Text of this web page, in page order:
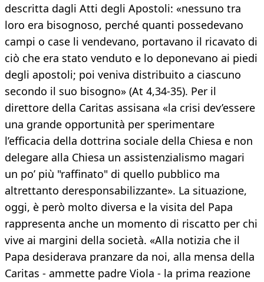
descritta dagli Atti degli Apostoli: «nessuno tra
loro era bisognoso, perché quanti possedevano
campi o case li vendevano, portavano il ricavato di
ciò che era stato venduto e lo deponevano ai piedi
degli apostoli; poi veniva distribuito a ciascuno
secondo il suo bisogno» (At 4,34-35). Per il
direttore della Caritas assisana «la crisi dev’essere
una grande opportunità per sperimentare
l’efficacia della dottrina sociale della Chiesa e non
delegare alla Chiesa un assistenzialismo magari
un po’ più "raffinato" di quello pubblico ma
altrettanto deresponsabilizzante». La situazione,
oggi, è però molto diversa e la visita del Papa
rappresenta anche un momento di riscatto per chi
vive ai margini della società. «Alla notizia che il
Papa desiderava pranzare da noi, alla mensa della
Caritas - ammette padre Viola - la prima reazione